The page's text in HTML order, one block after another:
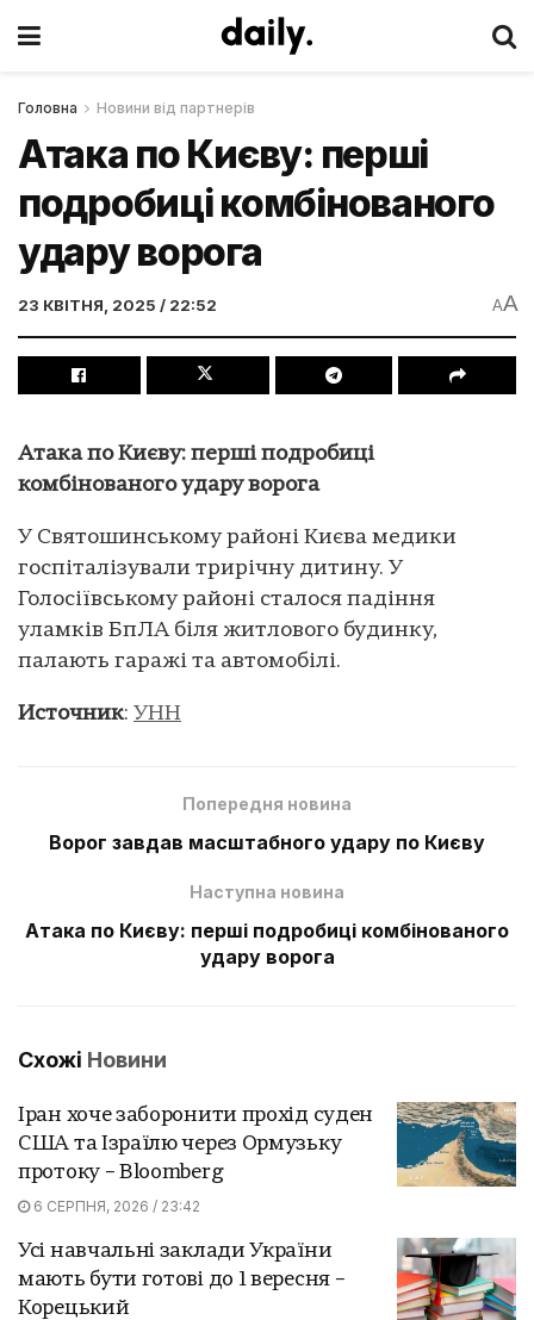
Головна Новини від партнерів
Атака по Києву: перші
подробиці комбінованого
удару ворога
23 КВІТНЯ, 2025 / 22:52 AA
Атака по Києву: перші подробиці
комбінованого удару ворога
У Святошинському районі Києва медики
госпіталізували трирічну дитину. У
Голосіївському районі сталося падіння
уламків БпЛА біля житлового будинку,
палають гаражі та автомобілі.
Источник: УНН
Попередня новина
Ворог завдав масштабного удару по Києву
Наступна новина
Атака по Києву: перші подробиці комбінованого
удару ворога
Схожі Новини
Іран хоче заборонити прохід суден
США та Ізраїлю через Ормузьку
протоку – Bloomberg
6 СЕРПНЯ, 2026 / 23:42
Усі навчальні заклади України
мають бути готові до 1 вересня –
Корецький